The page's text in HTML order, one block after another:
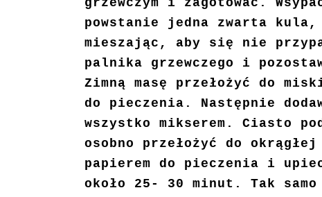
powstanie jedna zwarta
mieszając, aby się nie
palnika grzewczego i
Zimną masę przełożyć do
do pieczenia. Następnie
wszystko mikserem. Ciasto
osobno przełożyć do
papierem do pieczenia i
około 25- 30 minut. Tak